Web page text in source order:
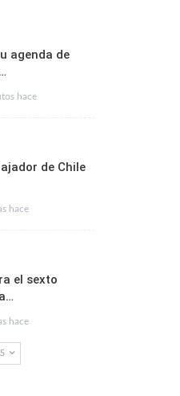
agenda de
hace
de Chile
hace
el sexto
hace